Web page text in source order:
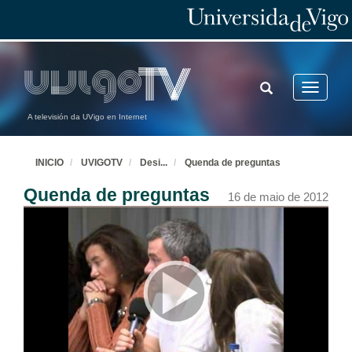
A televisión da UVigo en Internet
Toggle
TOGGLE
SEARCH
INICIO UVIGOTV Desi... Quenda de preguntas
Quenda de preguntas 16 de maio de 2012